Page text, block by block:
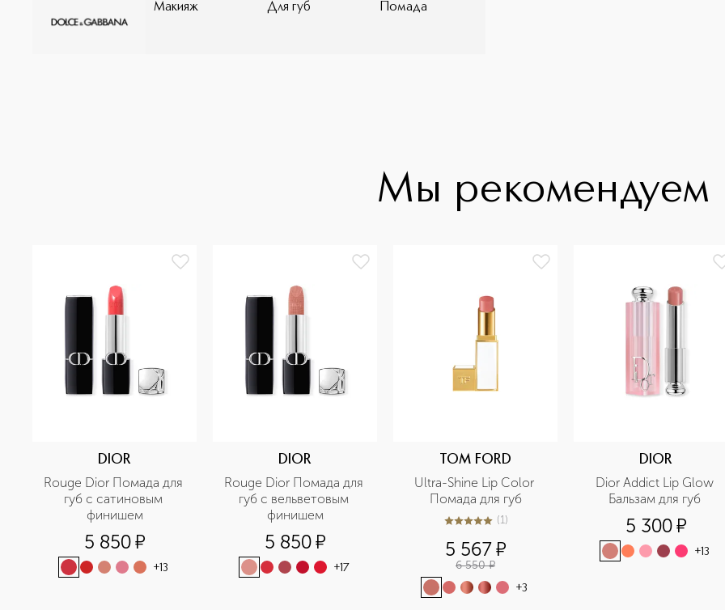
празднуйте с самыми близкими друзьями! *По результатам инструментального тестирования
**По результатам самооценки
Макияж Для губ Помада
Мы рекомендуем
DIOR
Rouge Dior Помада для
губ с сатиновым
финишем
5 850¤
+13
DIOR
Rouge Dior Помада для
губ с вельветовым
финишем
5 850¤
+17
TOM FORD
Ultra-Shine Lip Color
Помада для губ
5из 51 (1)
5 567¤
6 550 ¤
+3
DIOR
Dior Addict Lip Glow
Бальзам для губ
5 300¤
+13